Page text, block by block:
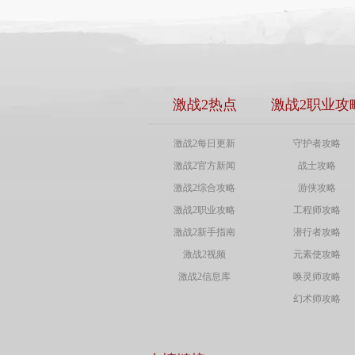
激战2热点
激战2每日更新
激战2官方新闻
激战2综合攻略
激战2职业攻略
激战2新手指南
激战2视频
激战2信息库
激战2职业攻
守护者攻略
战士攻略
游侠攻略
工程师攻略
潜行者攻略
元素使攻略
唤灵师攻略
幻术师攻略